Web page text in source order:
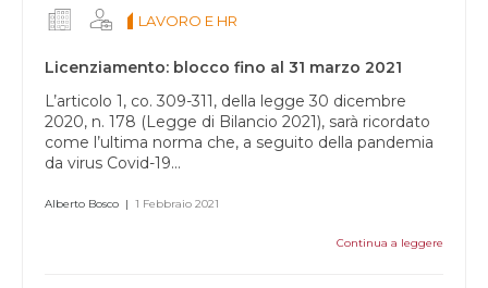
questo
campo
LAVORO E HR
Licenziamento: blocco fino al 31 marzo 2021
L’articolo 1, co. 309-311, della legge 30 dicembre
2020, n. 178 (Legge di Bilancio 2021), sarà ricordato
come l’ultima norma che, a seguito della pandemia
da virus Covid-19...
Alberto Bosco | 1 Febbraio 2021
Continua a leggere